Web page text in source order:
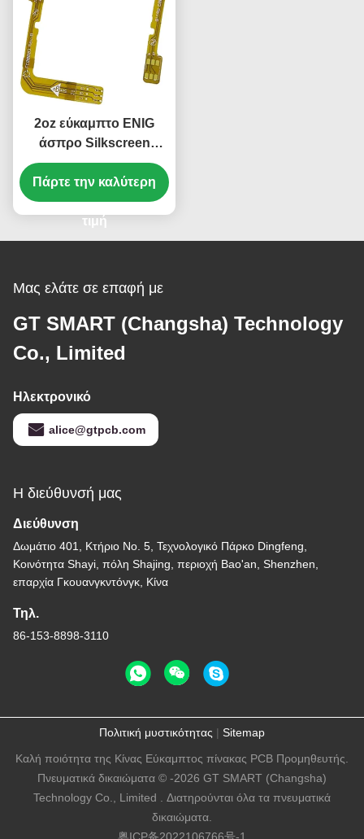
2oz εύκαμπτο ENIG
άσπρο Silkscreen
πινάκων PCB PCB
ευκίνητο PCB 1
στρώματος
Πάρτε την καλύτερη
τιμή
Μας ελάτε σε επαφή με
GT SMART (Changsha) Technology
Co., Limited
Ηλεκτρονικό
alice@gtpcb.com
Η διεύθυνσή μας
Διεύθυνση
Δωμάτιο 401, Κτήριο Νο. 5, Τεχνολογικό Πάρκο Dingfeng,
Κοινότητα Shayi, πόλη Shajing, περιοχή Bao'an, Shenzhen,
επαρχία Γκουανγκντόνγκ, Κίνα
Τηλ.
86-153-8898-3110
Πολιτική μυστικότητας | Sitemap
Καλή ποιότητα της Κίνας Εύκαμπτος πίνακας PCB Προμηθευτής.
Πνευματικά δικαιώματα © -2026 GT SMART (Changsha)
Technology Co., Limited . Διατηρούνται όλα τα πνευματικά
δικαιώματα.